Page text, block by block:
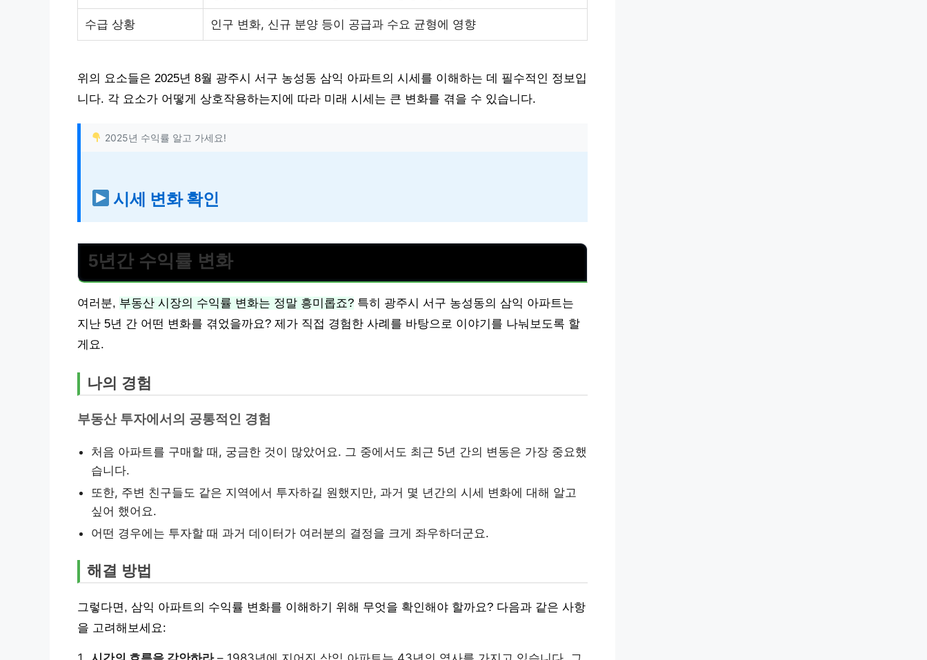
수급 상황 인구 변화, 신규 분양 등이 공급과 수요 균형에 영향
위의 요소들은 2025년 8월 광주시 서구 농성동 삼익 아파트의 시세를 이해하는 데 필수적인 정보입
니다. 각 요소가 어떻게 상호작용하는지에 따라 미래 시세는 큰 변화를 겪을 수 있습니다.
2025년 수익률 알고 가세요!
시세 변화 확인
5년간 수익률 변화
여러분, 부동산 시장의 수익률 변화는 정말 흥미롭죠? 특히 광주시 서구 농성동의 삼익 아파트는
지난 5년 간 어떤 변화를 겪었을까요? 제가 직접 경험한 사례를 바탕으로 이야기를 나눠보도록 할
게요.
나의 경험
부동산 투자에서의 공통적인 경험
처음 아파트를 구매할 때, 궁금한 것이 많았어요. 그 중에서도 최근 5년 간의 변동은 가장 중요했
습니다.
또한, 주변 친구들도 같은 지역에서 투자하길 원했지만, 과거 몇 년간의 시세 변화에 대해 알고
싶어 했어요.
어떤 경우에는 투자할 때 과거 데이터가 여러분의 결정을 크게 좌우하더군요.
해결 방법
그렇다면, 삼익 아파트의 수익률 변화를 이해하기 위해 무엇을 확인해야 할까요? 다음과 같은 사항
을 고려해보세요: